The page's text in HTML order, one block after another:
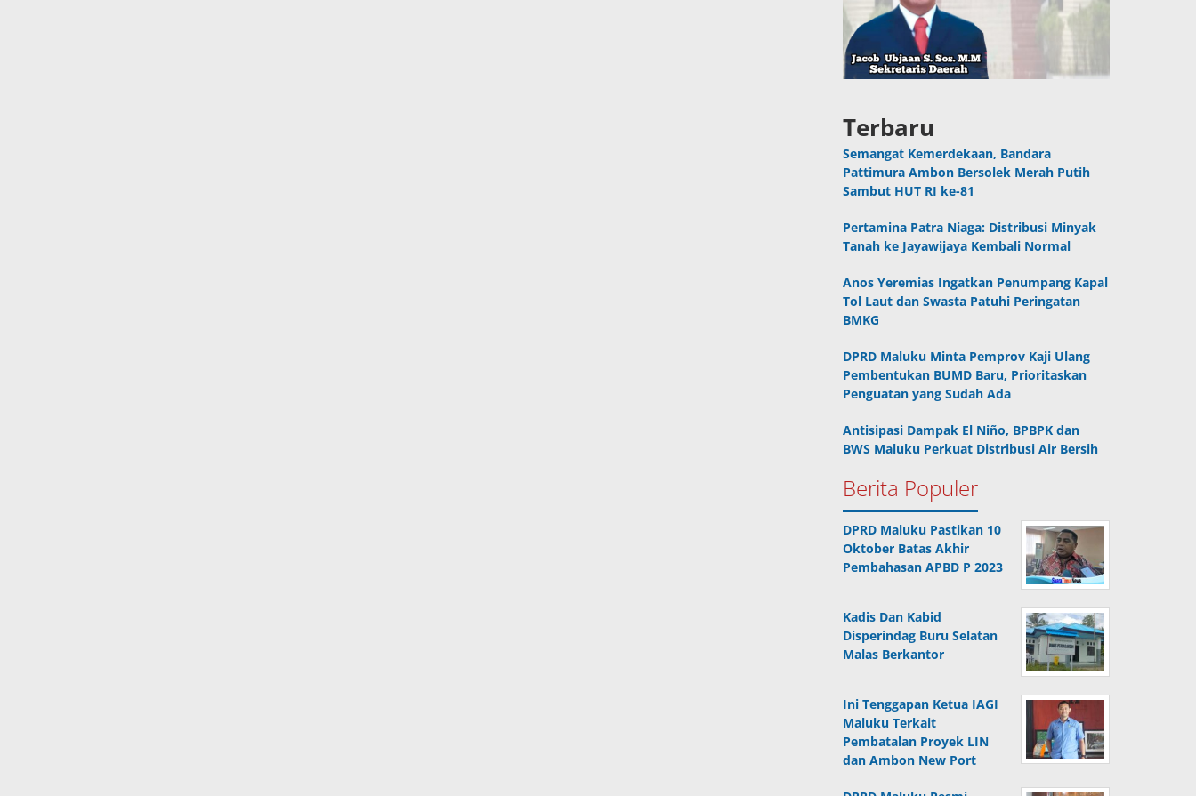
Terbaru
Semangat Kemerdekaan, Bandara
Pattimura Ambon Bersolek Merah Putih
Sambut HUT RI ke-81
Pertamina Patra Niaga: Distribusi Minyak
Tanah ke Jayawijaya Kembali Normal
Anos Yeremias Ingatkan Penumpang Kapal
Tol Laut dan Swasta Patuhi Peringatan
BMKG
DPRD Maluku Minta Pemprov Kaji Ulang
Pembentukan BUMD Baru, Prioritaskan
Penguatan yang Sudah Ada
Antisipasi Dampak El Niño, BPBPK dan
BWS Maluku Perkuat Distribusi Air Bersih
Berita Populer
DPRD Maluku Pastikan 10
Oktober Batas Akhir
Pembahasan APBD P 2023
Kadis Dan Kabid
Disperindag Buru Selatan
Malas Berkantor
Ini Tenggapan Ketua IAGI
Maluku Terkait
Pembatalan Proyek LIN
dan Ambon New Port